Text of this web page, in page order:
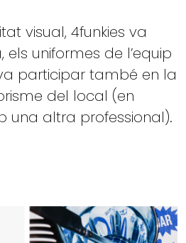
visual, 4funkies va
uniformes de l’equip
participar també en la
del local (en
una altra professional).